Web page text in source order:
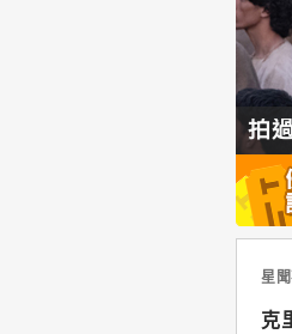
、史詩等類型，諾蘭直言
星
克